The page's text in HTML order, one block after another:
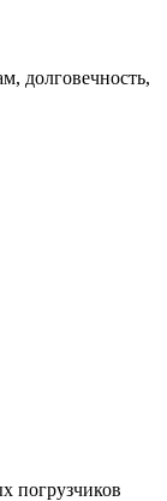
долговечность,
погрузчиков